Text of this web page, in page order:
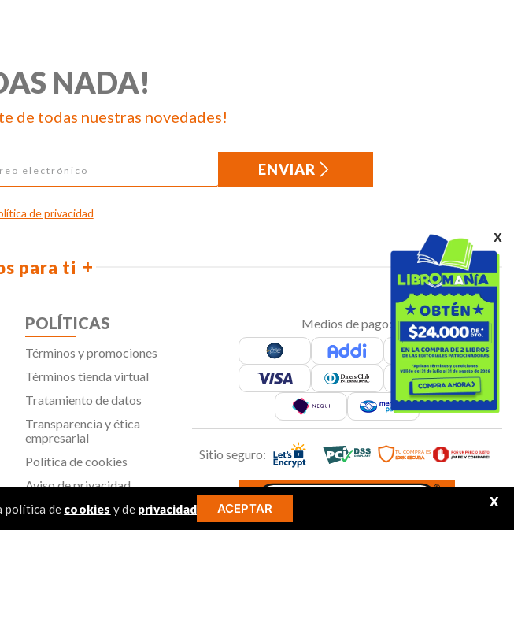
x
política de cookies y de privacidad ACEPTAR X
NADA!
de todas nuestras novedades!
ENVIAR
de privacidad
para ti
POLÍTICAS
Términos y promociones
Términos tienda virtual
Tratamiento de datos
Transparencia y ética
empresarial
Política de cookies
Aviso de privacidad
SIC
Medios de pago:
Sitio seguro: